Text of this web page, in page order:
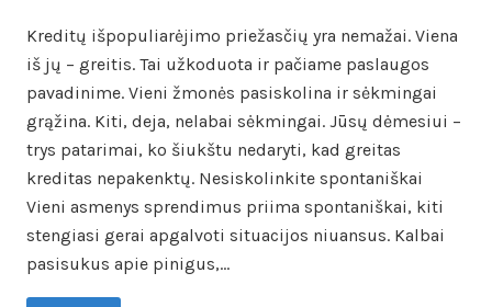
Kreditų išpopuliarėjimo priežasčių yra nemažai. Viena
iš jų – greitis. Tai užkoduota ir pačiame paslaugos
pavadinime. Vieni žmonės pasiskolina ir sėkmingai
grąžina. Kiti, deja, nelabai sėkmingai. Jūsų dėmesiui –
trys patarimai, ko šiukštu nedaryti, kad greitas
kreditas nepakenktų. Nesiskolinkite spontaniškai
Vieni asmenys sprendimus priima spontaniškai, kiti
stengiasi gerai apgalvoti situacijos niuansus. Kalbai
pasisukus apie pinigus,…